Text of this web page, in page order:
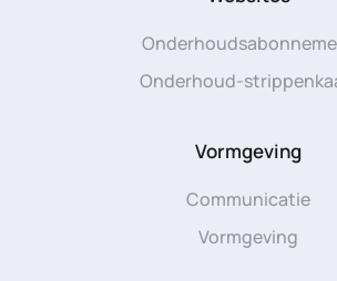
Onderhoud-
Vormgeving
Communicatie
Vormgeving